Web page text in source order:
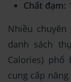
Chất đạm:
Nhiều
danh sách
Calories)
cung cấp